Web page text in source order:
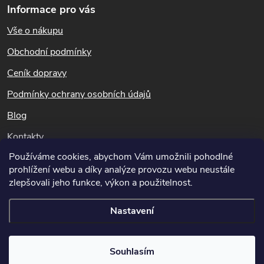
Používáme cookies, abychom Vám umožnili pohodlné
prohlížení webu a díky analýze provozu webu neustále
zlepšovali jeho funkce, výkon a použitelnost.
Nastavení
Souhlasím
Při požití:Nevyvolávat zvracení! Vypláchnout ústa vodou!
Vyhledat lékařskou pomoc! Lékaři předložit bezpečnostní
list či etiketu.
Skladování přípravku
Složení
3 % m/m, voděrozpustné železo (Fe), síranová forma
á
p
a
Informace pro vás
Vše o nákupu
Obchodní podmínky
Ceník dopravy
Podmínky ochrany osobních údajů
Blog
Kontakty
Dotazy k objednávkám
info@hubeni-skudcu.cz
nastavení cookies